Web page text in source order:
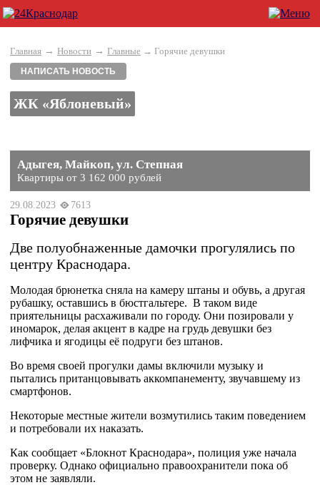
Главная → Новости → Главные → Горячие девушки
НАПИСАТЬ НОВОСТЬ
ЖК «Яблоневый»
Адыгея, Майкоп, ул. Степная
Квартиры от 3 162 000 рублей
29.08.2023 7613
Горячие девушки
Две полуобнаженные дамочки прогулялись по
центру Краснодара.
Молодая брюнетка сняла на камеру штаны и обувь, а другая
рубашку, оставшись в бюстгальтере. В таком виде
приятельницы расхаживали по городу. Они позировали у
иномарок, делая акцент в кадре на грудь девушки без
лифчика и ягодицы её подруги без штанов.
Во время своей прогулки дамы включили музыку и
пытались пританцовывать аккомпанементу, звучавшему из
смартфонов.
Некоторые местные жители возмутились таким поведением
и потребовали их наказать.
Как сообщает «Блокнот Краснодара», полиция уже начала
проверку. Однако официально правоохранители пока об
этом не заявляли.